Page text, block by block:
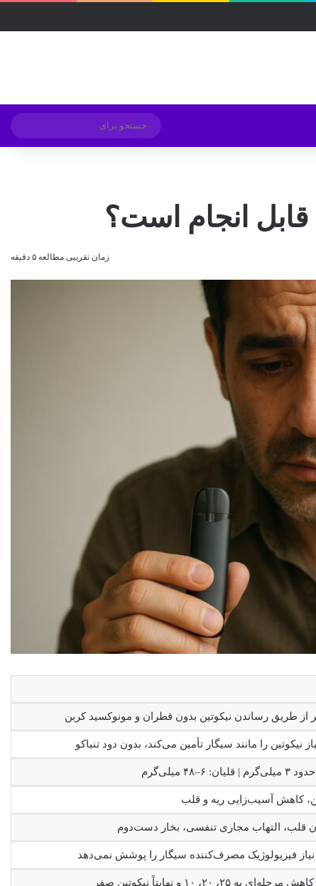
تغییر پوسته
برای
قابل انجام است؟
زمان تقریبی مطالعه ۵ دقیقه
از طریق رساندن نیکوتین بدون قطران و مونوکسید کربن
را مانند سیگار تأمین می‌کند، بدون دود تنباکو
کاهش آسیب‌زایی ریه و قلب
قلب، التهاب مجاری تنفسی، بخار دست‌دوم
نیاز فیزیولوژیک مصرف‌کننده سیگار را پوشش نمی‌دهد